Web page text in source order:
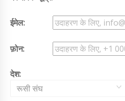
ईमेल:
फ़ोन:
देश:
रूसी संघ